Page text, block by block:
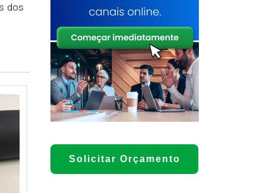
dos
Solicitar Orçamento